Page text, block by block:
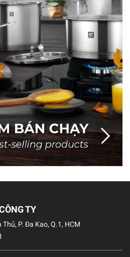
TY
P. Đa Kao, Q.1, HCM